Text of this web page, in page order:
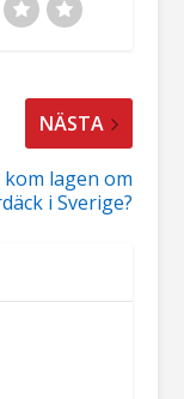
NÄSTA
lagen om
i Sverige?